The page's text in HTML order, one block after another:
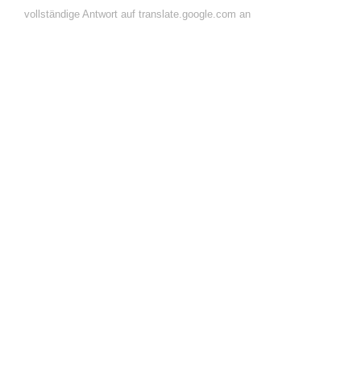
vollständige Antwort auf translate.google.com an